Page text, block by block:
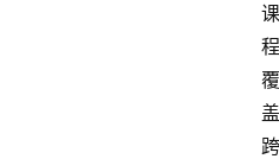
课
程
覆
盖
跨